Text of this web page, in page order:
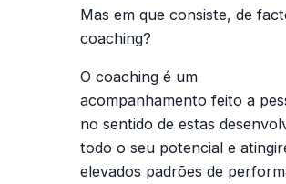
Mas em que consiste, de
coaching?
O coaching é um
acompanhamento feito a
no sentido de estas
todo o seu potencial e
elevados padrões de